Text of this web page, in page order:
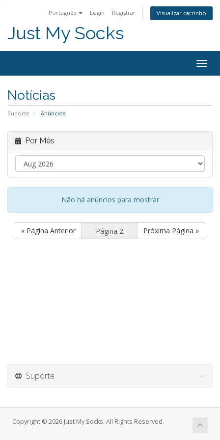
Português Login Registrar Visualizar carrinho
Just My Socks
Notícias
Suporte Anúncios
Por Mês
Não há anúncios para mostrar
« Página Anterior Próxima Página »
Suporte
Copyright © 2026 Just My Socks. All Rights Reserved.